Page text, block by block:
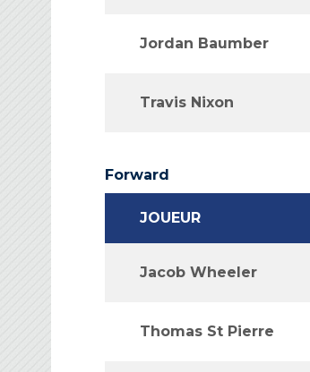
Jordan Baumber
Travis Nixon
Forward
JOUEUR
Jacob Wheeler
Thomas St Pierre